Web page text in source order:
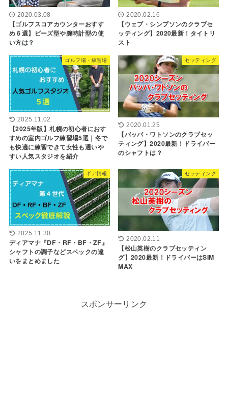
2020.03.08
【ゴルフスコアカウンターおすす
め６選】ビーズ型や腕時計型の使
い方は？
2020.02.16
【ウェブ・シンプソンのクラブセ
ッティング】2020最新！タイトリ
スト
ゴルフ場・練習場
2025.11.02
【2025年版】札幌の初心者におす
すめの室内ゴルフ練習場5選｜冬で
も快適に練習できて女性も通いや
すい人気スタジオを紹介
セッティング
2020.01.25
【バッバ・ワトソンのクラブセッ
ティング】2020最新！ドライバー
のシャフトは？
ギア情報
2025.11.30
ディアマナ『DF・RF・BF・ZF』
シャフトの調子などスペックの違
いをまとめました
セッティング
2020.02.11
【松山英樹のクラブセッティン
グ】2020最新！ドライバーはSIM
MAX
スポンサーリンク